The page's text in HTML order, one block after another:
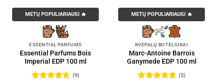
METŲ POPULIARIAUSI 🔥
ESSENTIAL PARFUMS
Essential Parfums Bois
Imperial EDP 100 ml
(9)
METŲ POPULIARIAUSI 🔥
KVEPALŲ BUTELIUKAI
Marc-Antoine Barrois
Ganymede EDP 100 ml
(5)